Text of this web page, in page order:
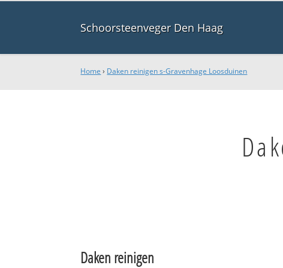
Schoorsteenveger Den Haag
Home › Daken reinigen s-Gravenhage Loosduinen
Daken reinigen